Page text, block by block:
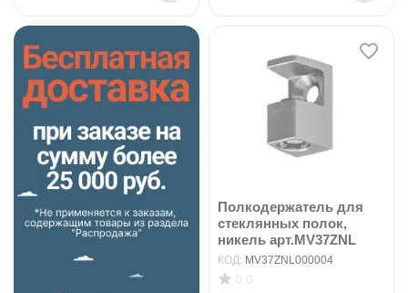
Полкодержатель для
стеклянных полок,
никель арт.MV37ZNL
КОД: MV37ZNL000004